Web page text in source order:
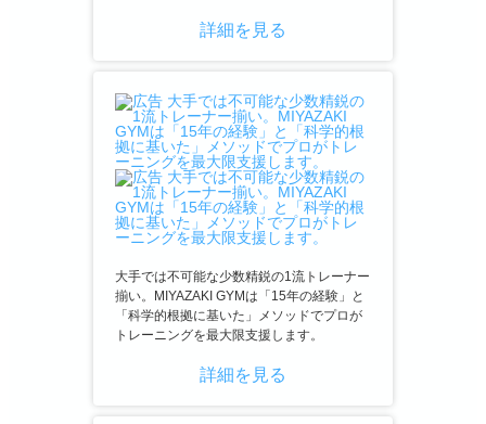
詳細を見る
大手では不可能な少数精鋭の1流トレーナー
揃い。MIYAZAKI GYMは「15年の経験」と
「科学的根拠に基いた」メソッドでプロが
トレーニングを最大限支援します。
詳細を見る